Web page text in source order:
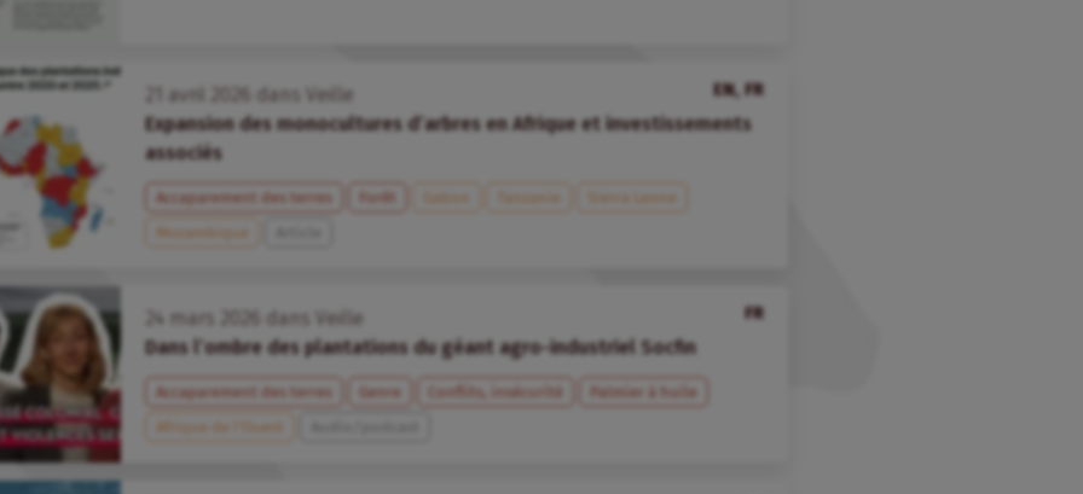
EN, FR
avril dans
Veille
Expansion des monocultures d’arbres en Afrique et investissements
associés
Accaparement des terres Forêt Gabon Tanzanie
Sierra Leone
Mozambique
FR
24 mars dans
Veille
Dans l’ombre des plantations du géant agro-industriel Socfin
Accaparement des terres Genre Conflits, insécurité
Palmier à huile
Afrique de l’Ouest